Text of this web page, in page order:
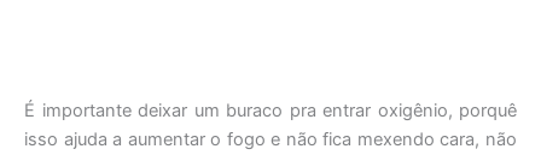
É importante deixar um buraco pra entrar oxigênio, porquê
isso ajuda a aumentar o fogo e não fica mexendo cara, não